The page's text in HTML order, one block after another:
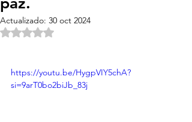
Actualizado: 30 oct 2024
Obtuvo NaN de 5 estrellas.
https://youtu.be/HygpVIY5chA?
si=9arT0bo2biJb_83j